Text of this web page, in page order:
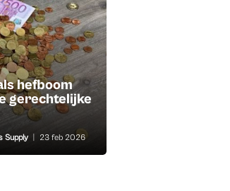
hefboom
gerechtelijke
Supply 23 feb 2026